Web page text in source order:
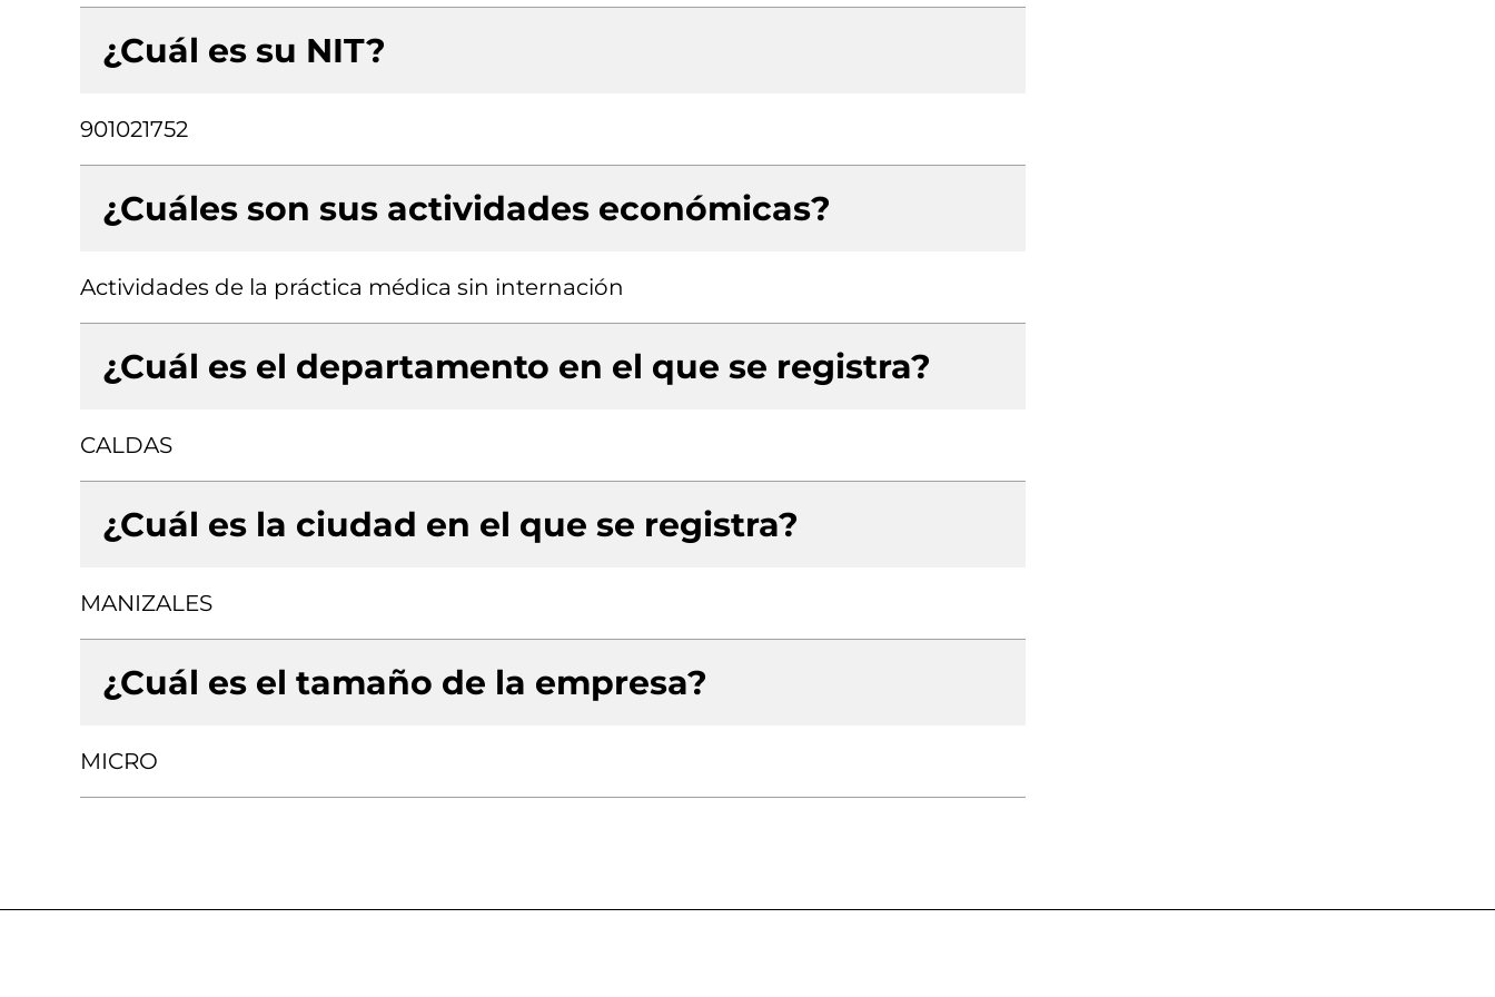
¿Cuál es su NIT?
901021752
¿Cuáles son sus actividades económicas?
Actividades de la práctica médica sin internación
¿Cuál es el departamento en el que se registra?
CALDAS
¿Cuál es la ciudad en el que se registra?
MANIZALES
¿Cuál es el tamaño de la empresa?
MICRO